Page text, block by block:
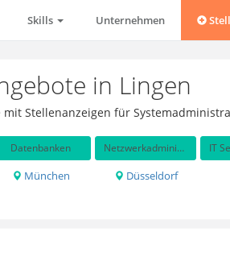
Skills Unternehmen
in Lingen
mit Stellenanzeigen für
Datenbanken Netzwerkadministration
München Düsseldorf